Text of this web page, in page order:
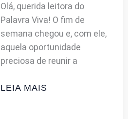
Olá, querida leitora do
Palavra Viva! O fim de
semana chegou e, com ele,
aquela oportunidade
preciosa de reunir a
SESSÃO
LEIA MAIS